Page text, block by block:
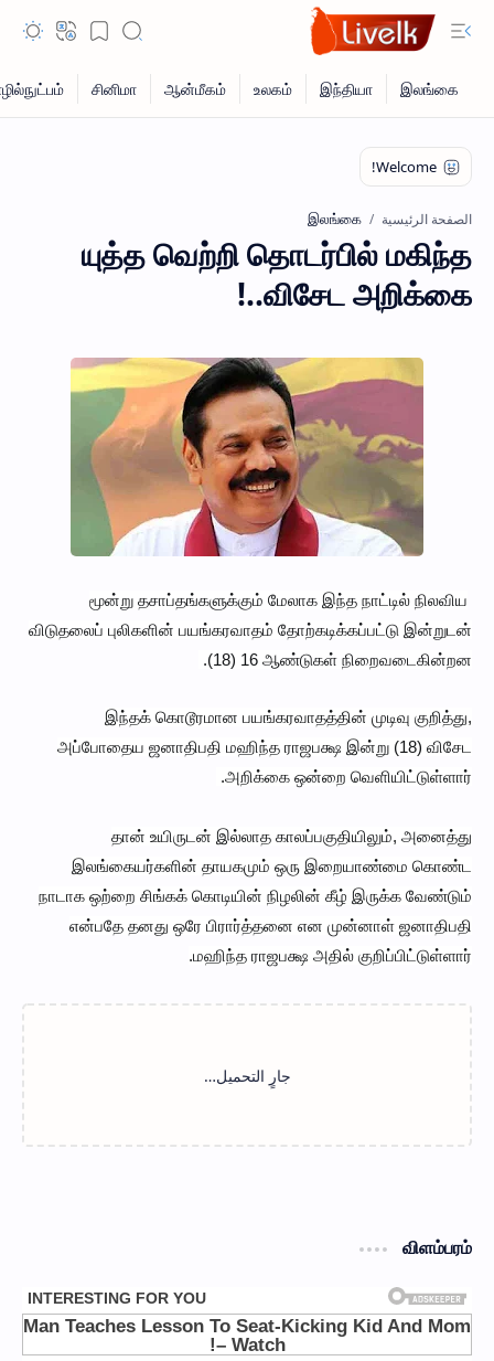
الصفحة الرئيسية இலங்கை
யுத்த வெற்றி தொடர்பில் மகிந்த
விசேட அறிக்கை..!
மூன்று தசாப்தங்களுக்கும் மேலாக இந்த நாட்டில் நிலவிய
விடுதலைப் புலிகளின் பயங்கரவாதம் தோற்கடிக்கப்பட்டு இன்றுடன்
(18) 16 ஆண்டுகள் நிறைவடைகின்றன.
இந்தக் கொடூரமான பயங்கரவாதத்தின் முடிவு குறித்து,
அப்போதைய ஜனாதிபதி மஹிந்த ராஜபக்ஷ இன்று (18) விசேட
அறிக்கை ஒன்றை வெளியிட்டுள்ளார்.
தான் உயிருடன் இல்லாத காலப்பகுதியிலும், அனைத்து
இலங்கையர்களின் தாயகமும் ஒரு இறையாண்மை கொண்ட
நாடாக ஒற்றை சிங்கக் கொடியின் நிழலின் கீழ் இருக்க வேண்டும்
என்பதே தனது ஒரே பிரார்த்தனை என முன்னாள் ஜனாதிபதி
மஹிந்த ராஜபக்ஷ அதில் குறிப்பிட்டுள்ளார்.
விளம்பரம்